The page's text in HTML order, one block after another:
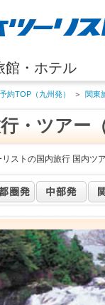
館・ホテル
約TOP（九州発） ＞ 関東
・ツアー
ストの国内旅行 国内ツ